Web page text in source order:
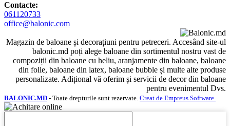
Contacte:
061120733
office@balonic.com
Magazin de baloane și decorațiuni pentru petreceri. Accesând site-ul
balonic.md poți alege baloane din sortimentul nostru vast de
compoziții din baloane cu heliu, aranjamente din baloane, baloane
din folie, baloane din latex, baloane bubble și multe alte produse
personalizate. Adițional vă oferim și servicii de decor din baloane
pentru evenimentul Dvs.
BALONIC.MD - Toate drepturile sunt rezervate. Creat de Empreus Software.